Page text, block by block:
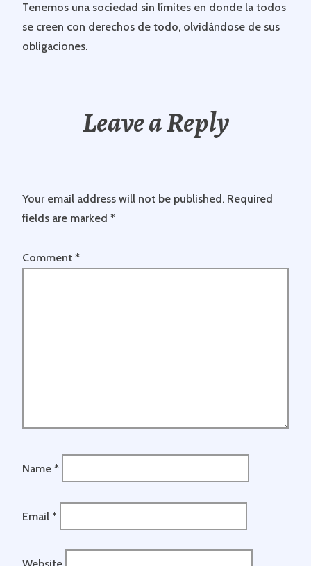
Tenemos una sociedad sin límites en donde la todos
se creen con derechos de todo, olvidándose de sus
obligaciones.
Leave a Reply
Your email address will not be published. Required
fields are marked *
Comment *
Name *
Email *
Website